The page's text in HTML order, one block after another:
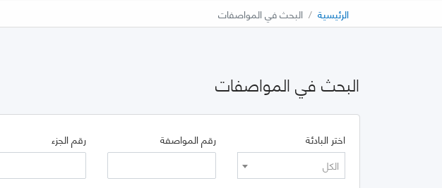
الرئيسية البحث في المواصفات
البحث في المواصفات
اختر البادئة
الكل
رقم المواصفة رقم الجزء